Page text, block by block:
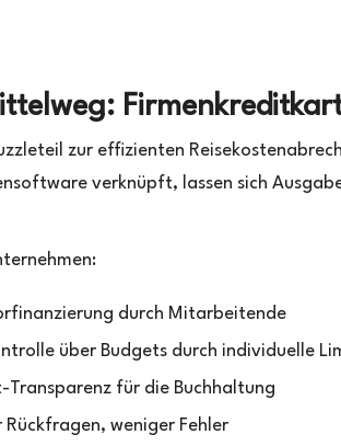
zur effizienten
verknüpft, lassen sich
durch Mitarbeitende
über Budgets durch individuelle
Transparenz für die Buchhaltung
Rückfragen, weniger Fehler